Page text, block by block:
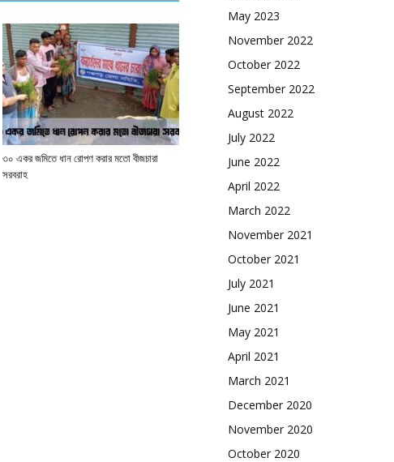
৩০ একর জমিতে ধান রোপণ করার মতো বীজচারা
সরবরাহ
May 2023
November 2022
October 2022
September 2022
August 2022
July 2022
June 2022
April 2022
March 2022
November 2021
October 2021
July 2021
June 2021
May 2021
April 2021
March 2021
December 2020
November 2020
October 2020